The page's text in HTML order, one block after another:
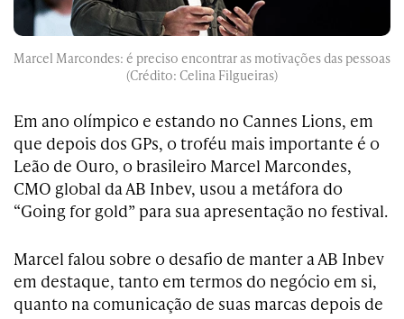
Marcel Marcondes: é preciso encontrar as motivações das pessoas
(Crédito: Celina Filgueiras)
Em ano olímpico e estando no Cannes Lions, em
que depois dos GPs, o troféu mais importante é o
Leão de Ouro, o brasileiro Marcel Marcondes,
CMO global da AB Inbev, usou a metáfora do
“Going for gold” para sua apresentação no festival.
Marcel falou sobre o desafio de manter a AB Inbev
em destaque, tanto em termos do negócio em si,
quanto na comunicação de suas marcas depois de